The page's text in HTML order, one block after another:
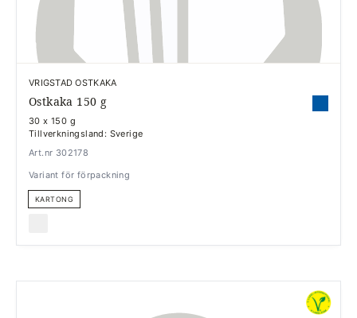
VRIGSTAD OSTKAKA
Ostkaka 150 g
30 x 150 g
Tillverkningsland: Sverige
Art.nr 302178
Variant för förpackning
KARTONG